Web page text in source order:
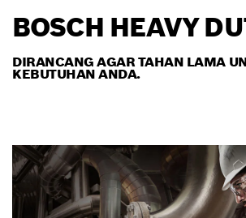
BOSCH HEAVY
DIRANCANG AGAR TAHAN LAMA
KEBUTUHAN ANDA.